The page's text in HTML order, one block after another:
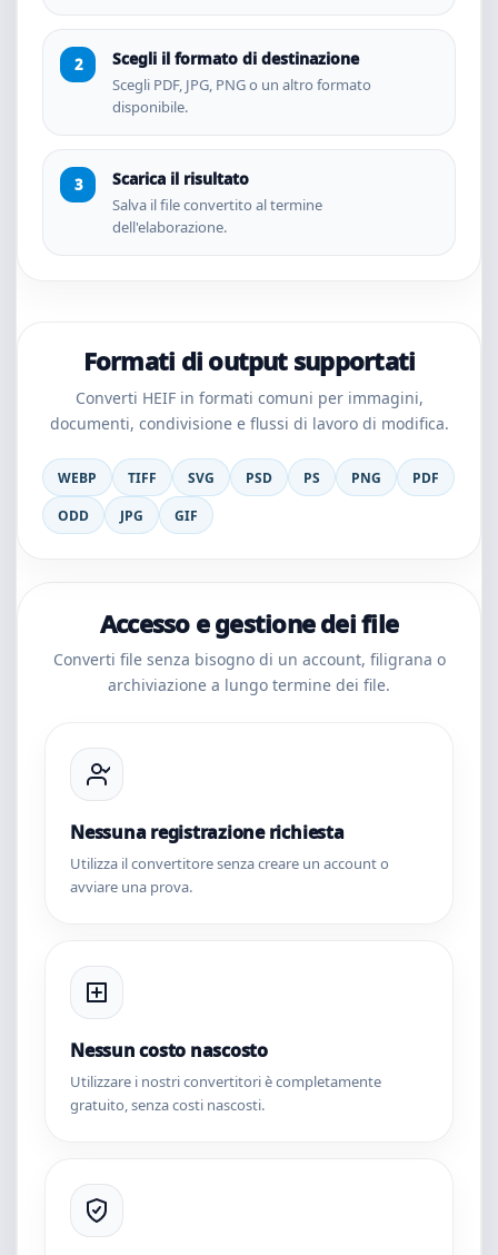
Scegli il formato di destinazione
Scegli PDF, JPG, PNG o un altro formato
disponibile.
Scarica il risultato
Salva il file convertito al termine
dell'elaborazione.
Formati di output supportati
Converti HEIF in formati comuni per immagini,
documenti, condivisione e flussi di lavoro di modifica.
WEBP TIFF SVG PSD PS PNG
PDF
ODD
JPG GIF
Accesso e gestione dei file
Converti file senza bisogno di un account, filigrana o
archiviazione a lungo termine dei file.
Nessuna registrazione richiesta
Utilizza il convertitore senza creare un account o
avviare una prova.
Nessun costo nascosto
Utilizzare i nostri convertitori è completamente
gratuito, senza costi nascosti.